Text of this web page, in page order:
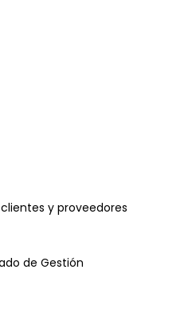
y proveedores
de Gestión